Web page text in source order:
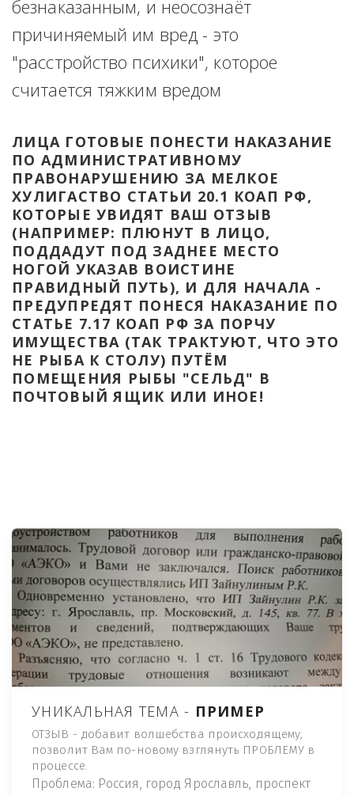
безнаказанным, и неосознаёт
причиняемый им вред - это
"расстройство психики", которое
считается тяжким вредом
ЛИЦА ГОТОВЫЕ ПОНЕСТИ НАКАЗАНИЕ
ПО АДМИНИСТРАТИВНОМУ
ПРАВОНАРУШЕНИЮ ЗА МЕЛКОЕ
ХУЛИГАСТВО СТАТЬИ 20.1 КОАП РФ,
КОТОРЫЕ УВИДЯТ ВАШ ОТЗЫВ
(НАПРИМЕР: ПЛЮНУТ В ЛИЦО,
ПОДДАДУТ ПОД ЗАДНЕЕ МЕСТО
НОГОЙ УКАЗАВ ВОИСТИНЕ
ПРАВИДНЫЙ ПУТЬ), И ДЛЯ НАЧАЛА -
ПРЕДУПРЕДЯТ ПОНЕСЯ НАКАЗАНИЕ ПО
СТАТЬЕ 7.17 КОАП РФ ЗА ПОРЧУ
ИМУЩЕСТВА (ТАК ТРАКТУЮТ, ЧТО ЭТО
НЕ РЫБА К СТОЛУ) ПУТЁМ
ПОМЕЩЕНИЯ РЫБЫ "СЕЛЬД" В
ПОЧТОВЫЙ ЯЩИК ИЛИ ИНОЕ!
УНИКАЛЬНАЯ ТЕМА - ПРИМЕР
ОТЗЫВ - добавит волшебства происходящему,
позволит Вам по-новому взглянуть ПРОБЛЕМУ в
процессе.
Проблема: Россия, город Ярославль, проспект